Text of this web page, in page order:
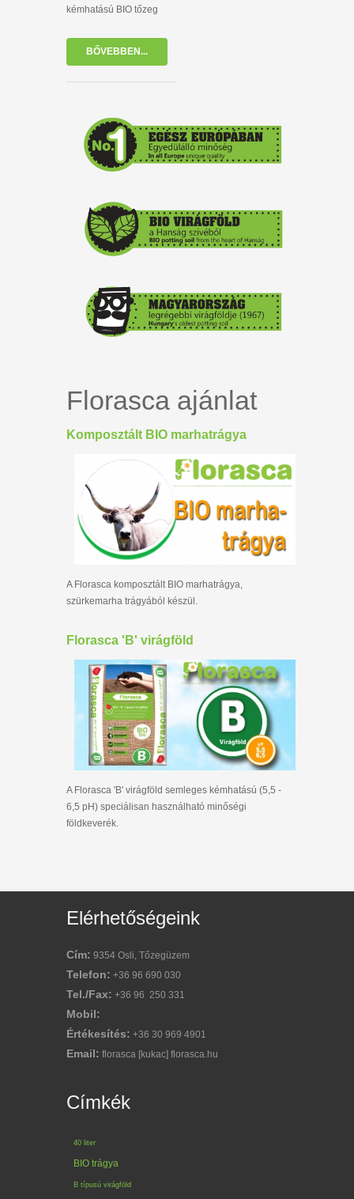
kémhatású BIO tőzeg
BŐVEBBEN...
Florasca ajánlat
Komposztált BIO marhatrágya
A Florasca komposztált BIO marhatrágya,
szürkemarha trágyából készül.
Florasca 'B' virágföld
A Florasca 'B' virágföld semleges kémhatású (5,5 -
6,5 pH) speciálisan használható minőségi
földkeverék.
Elérhetőségeink
Cím: 9354 Osli, Tőzegüzem
Telefon: +36 96 690 030
Tel./Fax: +36 96 250 331
Mobil:
Értékesítés: +36 30 969 4901
Email: florasca [kukac] florasca.hu
Címkék
40 liter
BIO trágya
B típusú virágföld